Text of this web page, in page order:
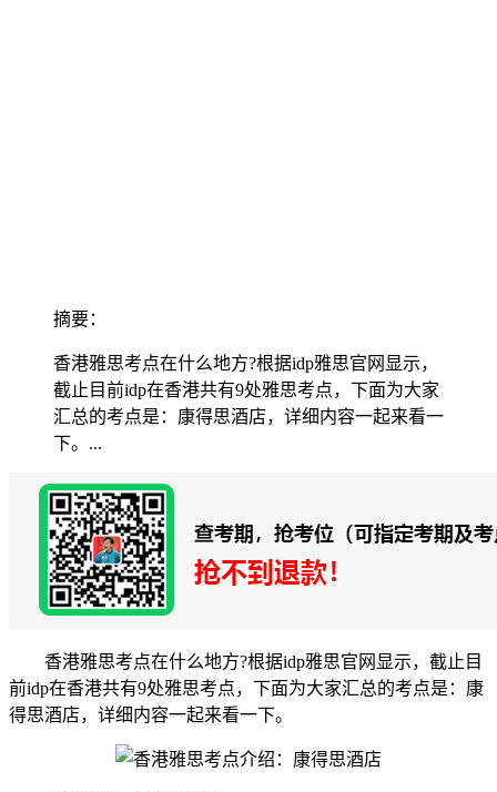
摘要：
香港雅思考点在什么地方?根据idp雅思官网显示，
截止目前idp在香港共有9处雅思考点，下面为大家
汇总的考点是：康得思酒店，详细内容一起来看一
下。...
香港雅思考点在什么地方?根据idp雅思官网显示，截止目
前idp在香港共有9处雅思考点，下面为大家汇总的考点是：康
得思酒店，详细内容一起来看一下。